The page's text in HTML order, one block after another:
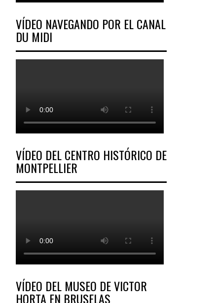
VÍDEO NAVEGANDO POR EL CANAL
DU MIDI
VÍDEO DEL CENTRO HISTÓRICO DE
MONTPELLIER
VÍDEO DEL MUSEO DE VICTOR
HORTA EN BRUSELAS